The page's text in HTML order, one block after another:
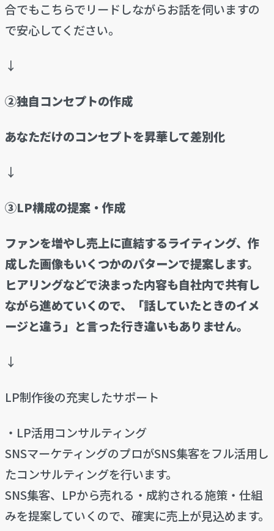
合でもこちらでリードしながらお話を伺いますの
で安心してください。
↓
②独自コンセプトの作成
あなただけのコンセプトを昇華して差別化
↓
③LP構成の提案・作成
ファンを増やし売上に直結するライティング、作
成した画像もいくつかのパターンで提案します。
ヒアリングなどで決まった内容も自社内で共有し
ながら進めていくので、
「話していたときのイメ
ージと違う」と言った行き違いもありません。
↓
LP制作後の充実したサポート
・LP活用コンサルティング
SNSマーケティングのプロがSNS集客をフル活用し
たコンサルティングを行います。
SNS集客、LPから売れる・成約される施策・仕組
みを提案していくので、確実に売上が見込めます。